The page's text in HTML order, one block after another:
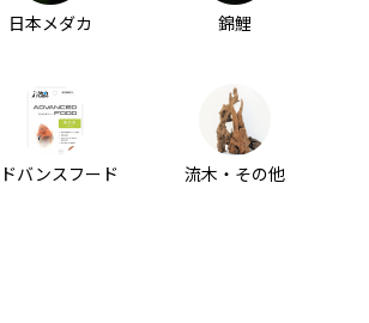
日本メダカ 錦鯉
バンスフード 流木・その他